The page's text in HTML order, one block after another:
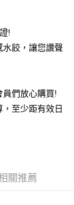
!
水餃，讓您讚聲
員們放心購買!
，至少距有效日
關推薦